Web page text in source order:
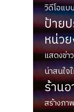
วิดีโอแบ
ป้าย
หน่ว
แสดงข่า
น่าสนใจ
ร้าน
สร้างภ